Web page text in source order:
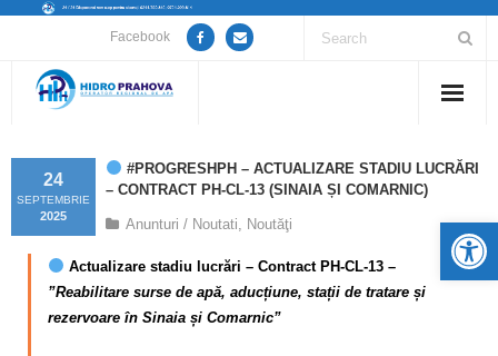
Facebook
Despre noi
Servicii
#PROGRESHPH – ACTUALIZARE STADIU LUCRĂRI
– CONTRACT PH-CL-13 (SINAIA ȘI COMARNIC)
24
SEPTEMBRIE
2025 Anunturi / Noutati, Noutăţi
Actualizare stadiu lucrări – Contract PH-CL-13 –
”Reabilitare surse de apă, aducțiune, stații de tratare și
rezervoare în Sinaia și Comarnic”